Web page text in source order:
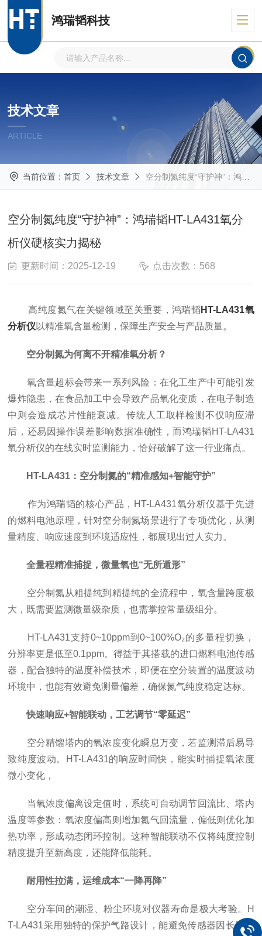
鸿瑞韬科技
技术文章
ARTICLE
当前位置： 首页 技术文章 空分制氮纯度“守护神”：鸿瑞韬HT-LA431氧分析仪硬核实力揭秘
空分制氮纯度“守护神”：鸿瑞韬HT-LA431氧分
析仪硬核实力揭秘
更新时间：2025-12-19 点击次数：568
高纯度氮气在关键领域至关重要，鸿瑞韬 HT-LA431氧
分析仪 以精准氧含量检测，保障生产安全与产品质量。
空分制氮为何离不开精准氧分析？
氧含量超标会带来一系列风险：在化工生产中可能引发
爆炸隐患，在食品加工中会导致产品氧化变质，在电子制造
中则会造成芯片性能衰减。传统人工取样检测不仅响应滞
后，还易因操作误差影响数据准确性，而鸿瑞韬HT-LA431
氧分析仪的在线实时监测能力，恰好破解了这一行业痛点。
HT-LA431：空分制氮的“精准感知+智能守护”
作为鸿瑞韬的核心产品，HT-LA431氧分析仪基于先进
的燃料电池原理，针对空分制氮场景进行了专项优化，从测
量精度、响应速度到环境适应性，都展现出过人实力。
全量程精准捕捉，微量氧也“无所遁形”
空分制氮从粗提纯到精提纯的全流程中，氧含量跨度极
大，既需要监测微量级杂质，也需掌控常量级组分。
HT-LA431支持0~10ppm到0~100%O₂的多量程切换，
分辨率更是低至0.1ppm。得益于其搭载的进口燃料电池传感
器，配合独特的温度补偿技术，即便在空分装置的温度波动
环境中，也能有效避免测量偏差，确保氮气纯度稳定达标。
快速响应+智能联动，工艺调节“零延迟”
空分精馏塔内的氧浓度变化瞬息万变，若监测滞后易导
致纯度波动。HT-LA431的响应时间快，能实时捕捉氧浓度
微小变化，
当氧浓度偏离设定值时，系统可自动调节回流比、塔内
温度等参数：氧浓度偏高则增加氮气回流量，偏低则优化加
热功率，形成动态闭环控制。这种智能联动不仅将纯度控制
精度提升至新高度，还能降低能耗。
耐用性拉满，运维成本“一降再降”
空分车间的潮湿、粉尘环境对仪器寿命是极大考验。H
T-LA431采用独特的保护气路设计，能避免传感器因长时间